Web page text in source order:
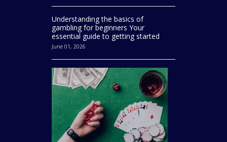
Understanding the basics of
gambling for beginners Your
essential guide to getting started
June 01, 2026